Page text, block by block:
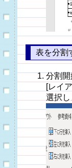
表を分割
分割
[レイ
選択し